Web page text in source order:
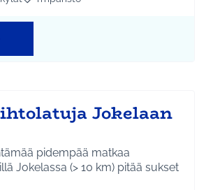
mukaan: Etelä-Tuusulan kylät
Rajaa tulokset teeman mukaan:
Jokelaan
pidempää matkaa
Jokelassa (> 10 km) pitää sukset